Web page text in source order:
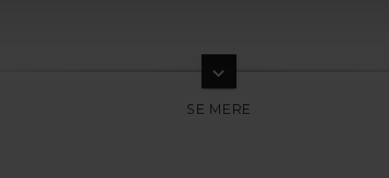
keyboard_arrow_down